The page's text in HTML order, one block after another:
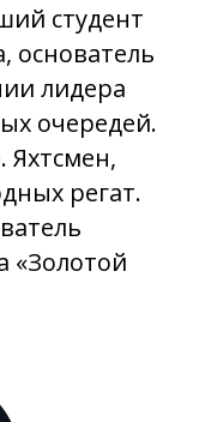
студент
основатель
лидера
очередей.
Яхтсмен,
регат.
«Золотой